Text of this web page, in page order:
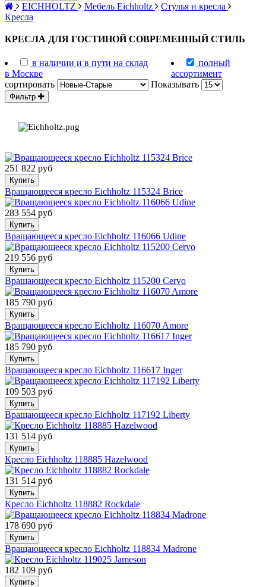
EICHHOLTZ Мебель Eichholtz
Стулья и кресла
Кресла
КРЕСЛА ДЛЯ ГОСТИНОЙ СОВРЕМЕННЫЙ СТИЛЬ
в наличии и в пути на склад
в Москве
полный
ассортимент
сортировать
Показывать
Фильтр
251 822 руб
Купить
Вращающееся кресло Eichholtz 115324 Brice
283 554 руб
Купить
Вращающееся кресло Eichholtz 116066 Udine
219 556 руб
Купить
Вращающееся кресло Eichholtz 115200 Cervo
185 790 руб
Купить
Вращающееся кресло Eichholtz 116070 Amore
185 790 руб
Купить
Вращающееся кресло Eichholtz 116617 Inger
109 503 руб
Купить
Вращающееся кресло Eichholtz 117192 Liberty
131 514 руб
Купить
Кресло Eichholtz 118885 Hazelwood
131 514 руб
Купить
Кресло Eichholtz 118882 Rockdale
178 690 руб
Купить
Вращающееся кресло Eichholtz 118834 Madrone
182 109 руб
Купить